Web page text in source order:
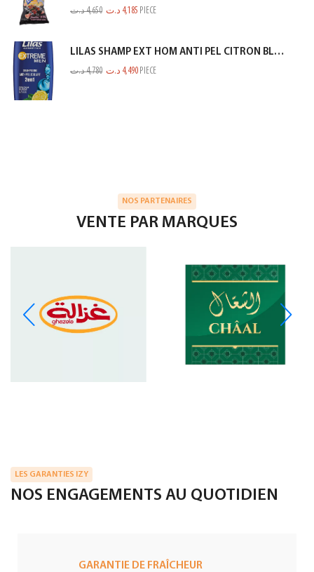
4,650د.ت 4,185 د.ت PIECE
LILAS SHAMP EXT HOM ANTI PEL CITRON BLEU 350ML
4,780د.ت 4,490 د.ت PIECE
NOS PARTENAIRES
VENTE PAR MARQUES
LES GARANTIES IZY
NOS ENGAGEMENTS AU QUOTIDIEN
GARANTIE DE FRAÎCHEUR